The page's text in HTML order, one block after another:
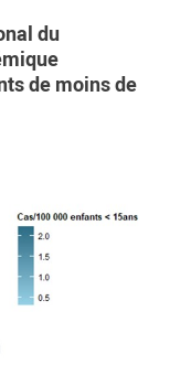
du
de moins de